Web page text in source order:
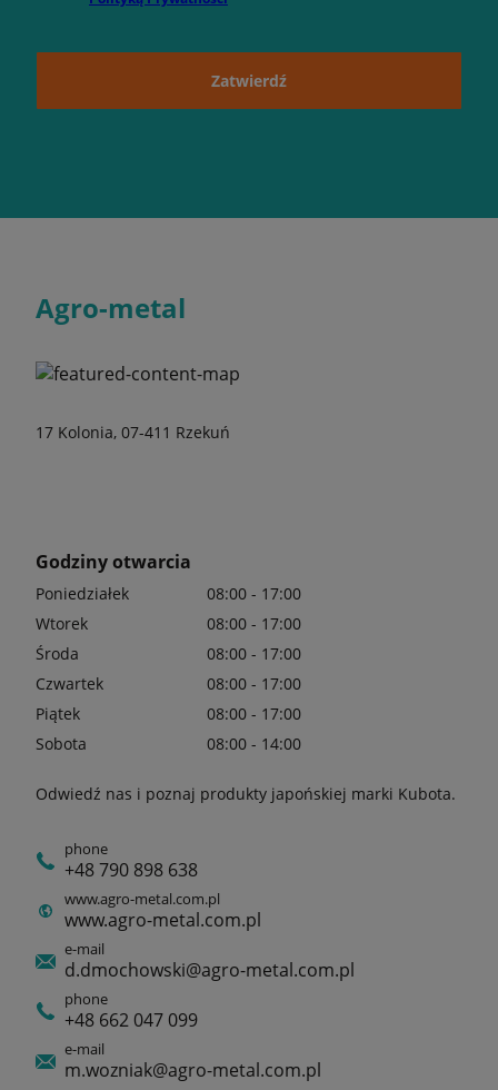
Zatwierdź
Agro-metal
17 Kolonia, 07-411 Rzekuń
Godziny otwarcia
Poniedziałek
08:00 - 17:00
Wtorek
08:00 - 17:00
Środa
08:00 - 17:00
Czwartek
08:00 - 17:00
Piątek
08:00 - 17:00
Sobota
08:00 - 14:00
Odwiedź nas i poznaj produkty japońskiej marki Kubota.
phone
+48 790 898 638
www.agro-metal.com.pl
www.agro-metal.com.pl
e-mail
d.dmochowski@agro-metal.com.pl
phone
+48 662 047 099
e-mail
m.wozniak@agro-metal.com.pl